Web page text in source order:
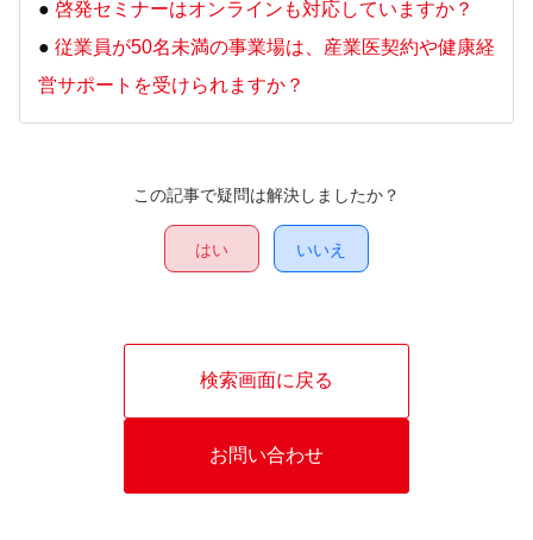
● 啓発セミナーはオンラインも対応していますか？
● 従業員が50名未満の事業場は、産業医契約や健康経
営サポートを受けられますか？
この記事で疑問は解決しましたか？
はい いいえ
検索画面に戻る
お問い合わせ